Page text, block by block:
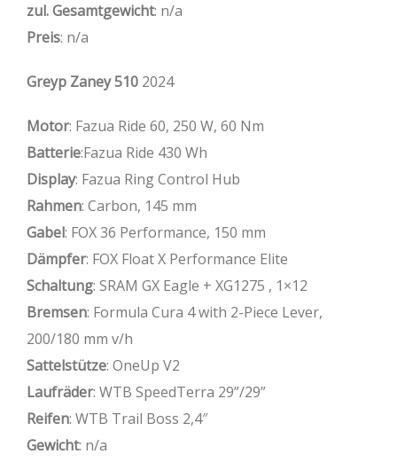
zul. Gesamtgewicht: n/a
Preis: n/a
Greyp Zaney 510 2024
Motor: Fazua Ride 60, 250 W, 60 Nm
Batterie:Fazua Ride 430 Wh
Display: Fazua Ring Control Hub
Rahmen: Carbon, 145 mm
Gabel: FOX 36 Performance, 150 mm
Dämpfer: FOX Float X Performance Elite
Schaltung: SRAM GX Eagle + XG1275 , 1×12
Bremsen: Formula Cura 4 with 2-Piece Lever,
200/180 mm v/h
Sattelstütze: OneUp V2
Laufräder: WTB SpeedTerra 29”/29”
Reifen: WTB Trail Boss 2,4″
Gewicht: n/a